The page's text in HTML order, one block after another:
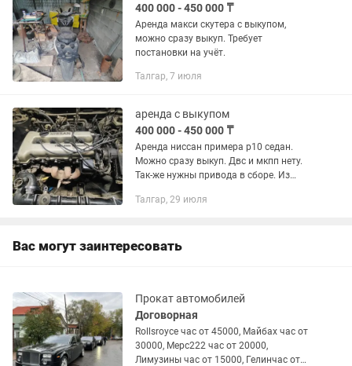
400 000 - 450 000 ₸
Аренда макси скутера с выкупом,
можно сразу выкуп. Требует
постановки на учёт.
Талгар, 7 июля
аренда с выкупом
400 000 - 450 000 ₸
Аренда ниссан примера р10 седан.
Можно сразу выкуп. Двс и мкпп нету.
Так-же нужны привода в сборе. Из
Талгар, 29 июля
Вас могут заинтересовать
Прокат автомобилей
Договорная
Rollsroyce час от 45000, Майбах час от
30000, Мерс222 час от 20000,
Лимузины час от 15000, Гелинчас от